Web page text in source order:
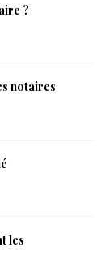
?
notaires
les